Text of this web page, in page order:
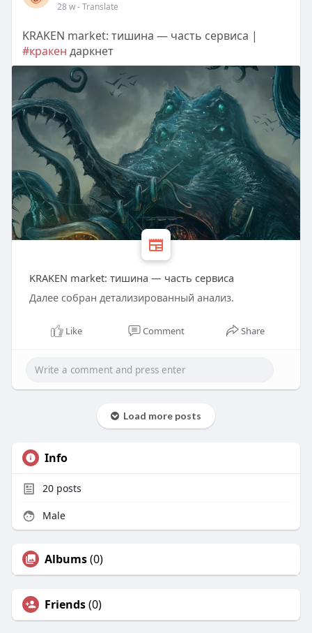
28 w- Translate
KRAKEN market: тишина — часть сервиса |
#кракен даркнет
KRAKEN market: тишина — часть сервиса
Далее собран детализированный анализ.
Like Comment Share
Load more posts
Info
20posts
Male
Albums(0)
Friends(0)